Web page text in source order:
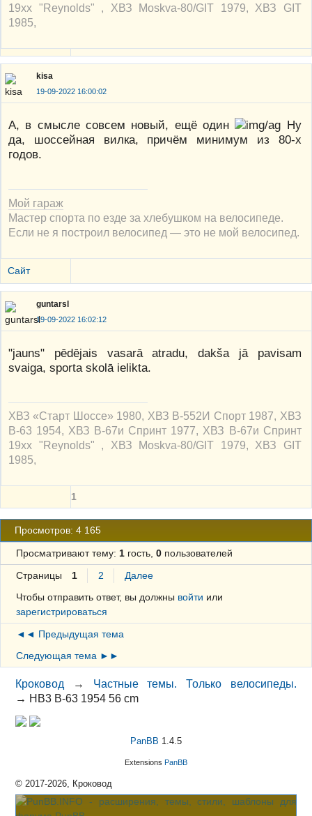
19xx "Reynolds" , ХВЗ Moskva-80/GIT 1979, ХВЗ GIT
1985,
kisa
19-09-2022 16:00:02
А, в смысле совсем новый, ещё один
Ну
да, шоссейная вилка, причём минимум из 80-х
годов.
Мой гараж
Мастер спорта по езде за хлебушком на велосипеде.
Если не я построил велосипед — это не мой велосипед.
Сайт
guntarsl
19-09-2022 16:02:12
"jauns" pēdējais vasarā atradu, dakša jā pavisam
svaiga, sporta skolā ielikta.
ХВЗ «Старт Шоссе» 1980, ХВЗ В-552И Спорт 1987, ХВЗ
В-63 1954, ХВЗ В-67и Спринт 1977, ХВЗ В-67и Спринт
19xx "Reynolds" , ХВЗ Moskva-80/GIT 1979, ХВЗ GIT
1985,
1
Просмотров: 4 165
Просматривают тему: 1гость, 0пользователей
Страницы 1 2
Далее
Чтобы отправить ответ, вы должны войти или
зарегистрироваться
◄◄ Предыдущая тема
Следующая тема ►►
Кроковод → Частные темы. Только велосипеды.
→ HB3 B-63 1954 56 cm
PanBB 1.4.5
Extensions PanBB
© 2017-2026, Кроковод